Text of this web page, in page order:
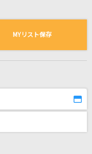
曲の一覧
MYリスト保存